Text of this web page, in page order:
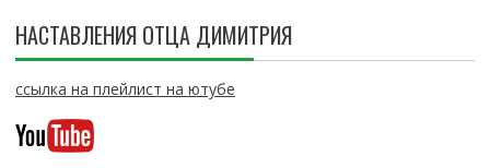
НАСТАВЛЕНИЯ ОТЦА ДИМИТРИЯ
ссылка на плейлист на ютубе